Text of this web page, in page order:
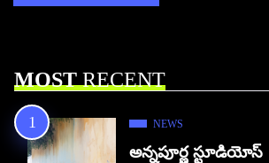
MOSTRECENT
NEWS
అన్నపూర్ణ స్టూడియోస్